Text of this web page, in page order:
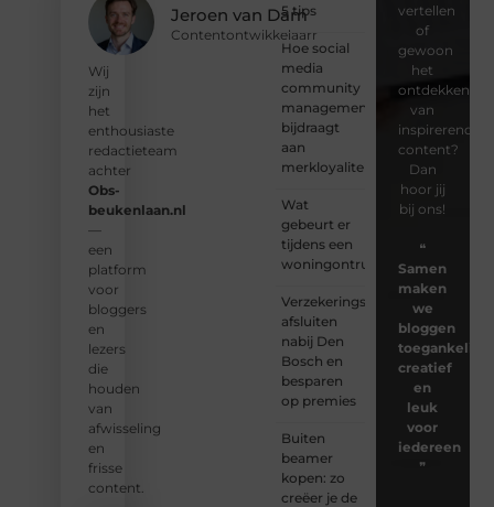
Jeroen van Dam
Contentontwikkelaarr
Wij
zijn
het
enthousiaste
redactieteam
achter
Obs-
beukenlaan.nl
—
een
platform
voor
bloggers
en
lezers
die
houden
van
afwisseling
en
frisse
content.
5 tips
Hoe social
media
community
management
bijdraagt
aan
merkloyaliteit
Wat
gebeurt er
tijdens een
woningontruiming?
Verzekeringspakket
afsluiten
nabij Den
Bosch en
besparen
op premies
Buiten
beamer
kopen: zo
creëer je de
vertellen
of
gewoon
het
ontdekken
van
inspirerende
content?
Dan
hoor jij
bij ons!
❝
Samen
maken
we
bloggen
toegankelijk,
creatief
en
leuk
voor
iedereen
❞